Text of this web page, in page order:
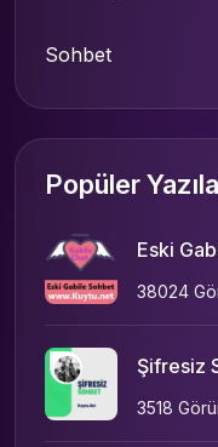
Sohbet
Popüler
Eski
38024
Şifresiz
3518